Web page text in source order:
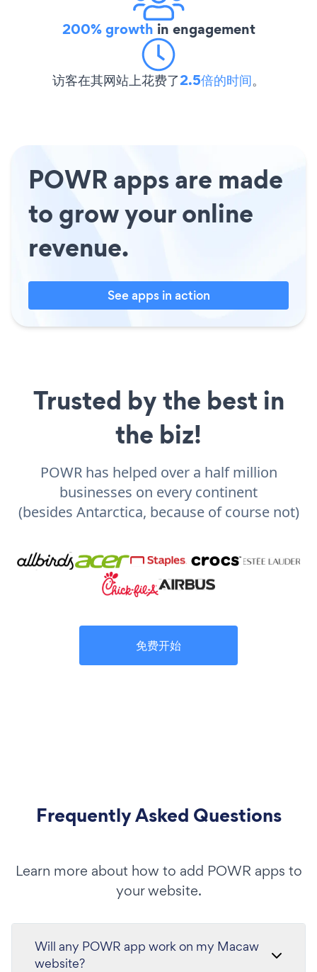
200% growth in engagement
访客在其网站上花费了2.5倍的时间。
POWR apps are made
to grow your online
revenue.
See apps in action
Trusted by the best in
the biz!
POWR has helped over a half million
businesses on every continent
(besides Antarctica, because of course not)
免费开始
Frequently Asked Questions
Learn more about how to add POWR apps to
your website.
Will any POWR app work on my Macaw
website?